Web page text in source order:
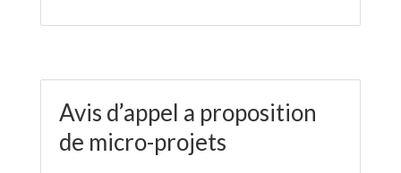
Avis d’appel a proposition
de micro-projets